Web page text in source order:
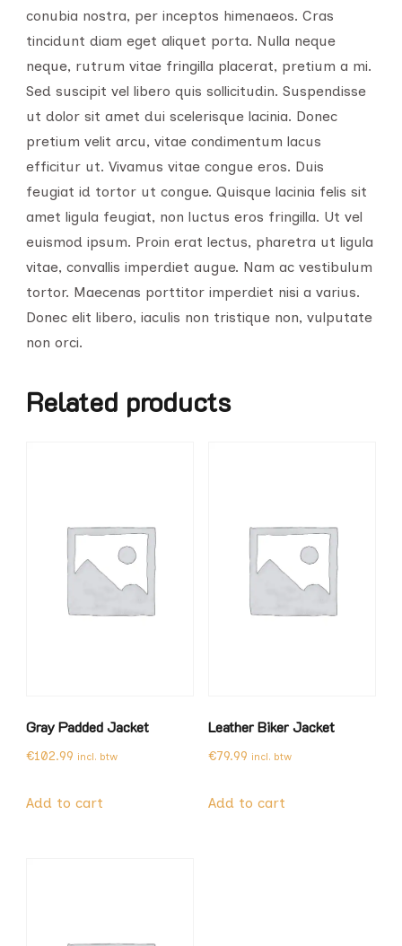
conubia nostra, per inceptos himenaeos. Cras
tincidunt diam eget aliquet porta. Nulla neque
neque, rutrum vitae fringilla placerat, pretium a mi.
Sed suscipit vel libero quis sollicitudin. Suspendisse
ut dolor sit amet dui scelerisque lacinia. Donec
pretium velit arcu, vitae condimentum lacus
efficitur ut. Vivamus vitae congue eros. Duis
feugiat id tortor ut congue. Quisque lacinia felis sit
amet ligula feugiat, non luctus eros fringilla. Ut vel
euismod ipsum. Proin erat lectus, pharetra ut ligula
vitae, convallis imperdiet augue. Nam ac vestibulum
tortor. Maecenas porttitor imperdiet nisi a varius.
Donec elit libero, iaculis non tristique non, vulputate
non orci.
Related products
Gray Padded Jacket
€102.99 incl. btw
Add to cart
Leather Biker Jacket
€79.99 incl. btw
Add to cart